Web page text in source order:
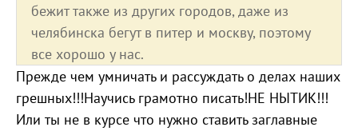
бежит также из других городов, даже из
челябинска бегут в питер и москву, поэтому
все хорошо у нас.
Прежде чем умничать и рассуждать о делах наших
грешных!!!Научись грамотно писать!НЕ НЫТИК!!!
Или ты не в курсе что нужно ставить заглавные